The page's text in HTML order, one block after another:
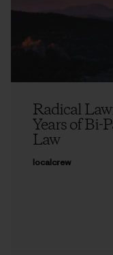
Radical
Years of Bi-
Law
localcrew